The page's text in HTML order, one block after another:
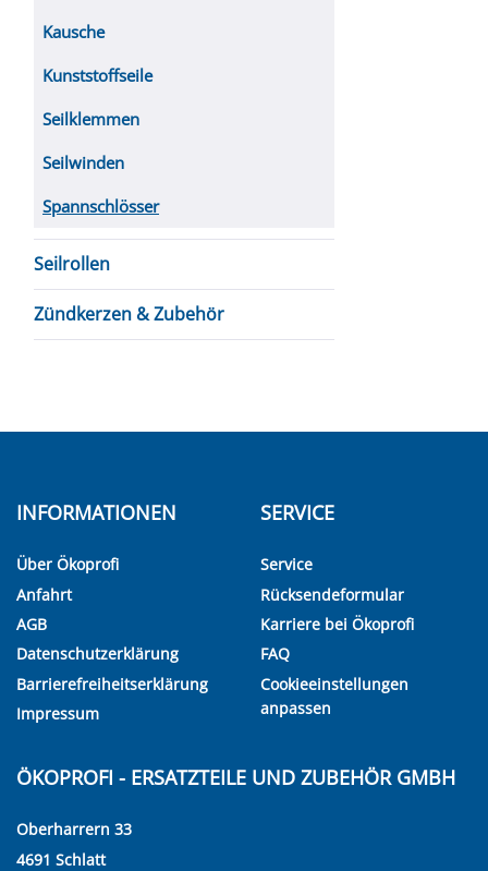
Kausche
Kunststoffseile
Seilklemmen
Seilwinden
Spannschlösser
Seilrollen
Zündkerzen & Zubehör
INFORMATIONEN
Über Ökoprofi
Anfahrt
AGB
Datenschutzerklärung
Barrierefreiheitserklärung
Impressum
SERVICE
Service
Rücksendeformular
Karriere bei Ökoprofi
FAQ
Cookieeinstellungen
anpassen
ÖKOPROFI - ERSATZTEILE UND ZUBEHÖR GMBH
Oberharrern 33
4691 Schlatt